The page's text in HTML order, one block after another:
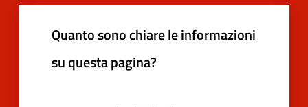
Quanto sono chiare le informazioni
su questa pagina?